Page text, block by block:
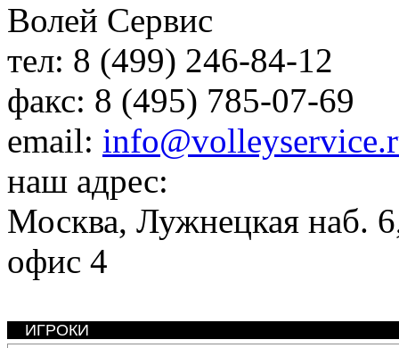
Волей Сервис
тел: 8 (499) 246-84-12
факс: 8 (495) 785-07-69
email:
наш адрес:
Москва, Лужнецкая наб.
офис 4
ИГРОКИ